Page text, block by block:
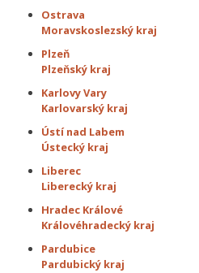
Ostrava
Moravskoslezský kraj
Plzeň
Plzeňský kraj
Karlovy Vary
Karlovarský kraj
Ústí nad Labem
Ústecký kraj
Liberec
Liberecký kraj
Hradec Králové
Královéhradecký kraj
Pardubice
Pardubický kraj